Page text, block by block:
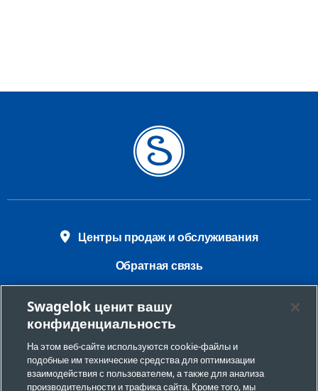
Центры продаж и обслуживания
Обратная связь
Юридическая информация
Конфиденциальность
Настройки файлов cookie
Swagelok ценит вашу
конфиденциальность
На этом веб-сайте используются cookie-файлы и
подобные им технические средства для оптимизации
взаимодействия с пользователем, а также для анализа
производительности и трафика сайта. Кроме того, мы